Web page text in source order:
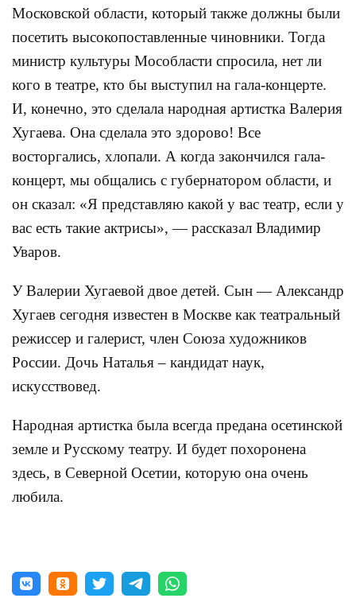
Московской области, который также должны были
посетить высокопоставленные чиновники. Тогда
министр культуры Мособласти спросила, нет ли
кого в театре, кто бы выступил на гала-концерте.
И, конечно, это сделала народная артистка Валерия
Хугаева. Она сделала это здорово! Все
восторгались, хлопали. А когда закончился гала-
концерт, мы общались с губернатором области, и
он сказал: «Я представляю какой у вас театр, если у
вас есть такие актрисы», — рассказал Владимир
Уваров.
У Валерии Хугаевой двое детей. Сын — Александр
Хугаев сегодня известен в Москве как театральный
режиссер и галерист, член Союза художников
России. Дочь Наталья – кандидат наук,
искусствовед.
Народная артистка была всегда предана осетинской
земле и Русскому театру. И будет похоронена
здесь, в Северной Осетии, которую она очень
любила.